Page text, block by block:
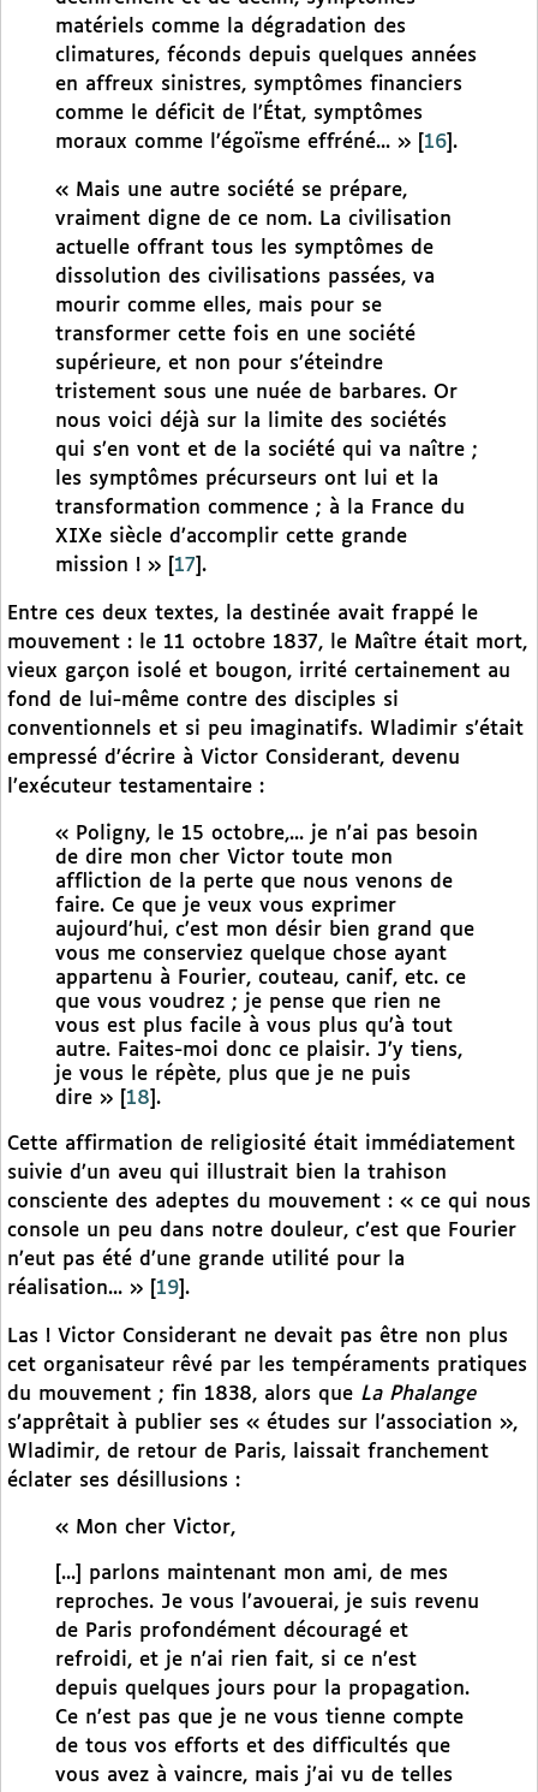
matériels comme la dégradation des
climatures, féconds depuis quelques années
en affreux sinistres, symptômes financiers
comme le déficit de l’État, symptômes
moraux comme l’égoïsme effréné... »
16 .
« Mais une autre société se prépare,
vraiment digne de ce nom. La civilisation
actuelle offrant tous les symptômes de
dissolution des civilisations passées, va
mourir comme elles, mais pour se
transformer cette fois en une société
supérieure, et non pour s’éteindre
tristement sous une nuée de barbares. Or
nous voici déjà sur la limite des sociétés
qui s’en vont et de la société qui va naître ;
les symptômes précurseurs ont lui et la
transformation commence ; à la France du
XIXe siècle d’accomplir cette grande
mission ! »
17 .
Entre ces deux textes, la destinée avait frappé le
mouvement : le 11 octobre 1837, le Maître était mort,
vieux garçon isolé et bougon, irrité certainement au
fond de lui-même contre des disciples si
conventionnels et si peu imaginatifs. Wladimir s’était
empressé d’écrire à Victor Considerant, devenu
l’exécuteur testamentaire :
« Poligny, le 15 octobre,... je n’ai pas besoin
de dire mon cher Victor toute mon
affliction de la perte que nous venons de
faire. Ce que je veux vous exprimer
aujourd’hui, c’est mon désir bien grand que
vous me conserviez quelque chose ayant
appartenu à Fourier, couteau, canif, etc. ce
que vous voudrez ; je pense que rien ne
vous est plus facile à vous plus qu’à tout
autre. Faites-moi donc ce plaisir. J’y tiens,
je vous le répète, plus que je ne puis
dire »
18 .
Cette affirmation de religiosité était immédiatement
suivie d’un aveu qui illustrait bien la trahison
consciente des adeptes du mouvement : « ce qui nous
console un peu dans notre douleur, c’est que Fourier
n’eut pas été d’une grande utilité pour la
réalisation... »
19 .
Las ! Victor Considerant ne devait pas être non plus
cet organisateur rêvé par les tempéraments pratiques
du mouvement ; fin 1838, alors que La Phalange
s’apprêtait à publier ses « études sur l’association »,
Wladimir, de retour de Paris, laissait franchement
éclater ses désillusions :
« Mon cher Victor,
[...] parlons maintenant mon ami, de mes
reproches. Je vous l’avouerai, je suis revenu
de Paris profondément découragé et
refroidi, et je n’ai rien fait, si ce n’est
depuis quelques jours pour la propagation.
Ce n’est pas que je ne vous tienne compte
de tous vos efforts et des difficultés que
vous avez à vaincre, mais j’ai vu de telles